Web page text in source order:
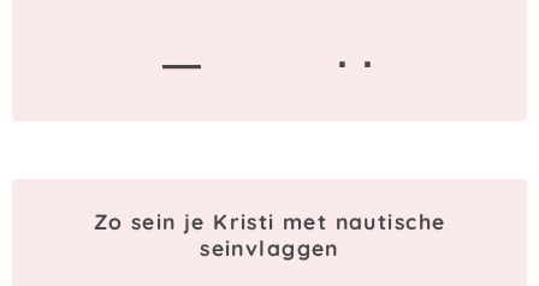
—
· ·
Zo sein je Kristi met nautische
seinvlaggen